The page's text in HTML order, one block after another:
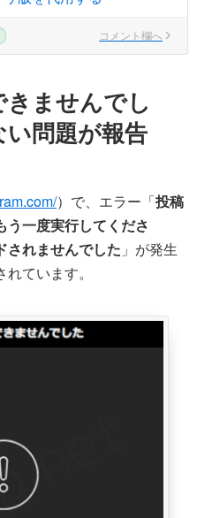
コメント欄へ
きませんでし
問題が報告
）で、エラー「投稿
う一度実行してくださ
されませんでした 」が発生
ています。